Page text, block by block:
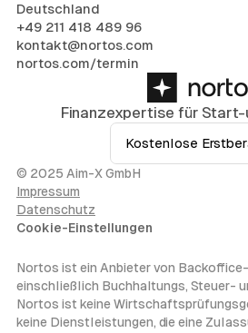
Finanzexpertise für Start-
Kostenlose
Deutschland
+49 211 418 489 96
kontakt@nortos.com
nortos.com/termin
© 2025 Aim-X GmbH
Impressum
Datenschutz
Cookie-Einstellungen
Nortos ist ein Anbieter von
einschließlich Buchhaltungs, Steuer-
Nortos ist keine
keine Dienstleistungen, die eine